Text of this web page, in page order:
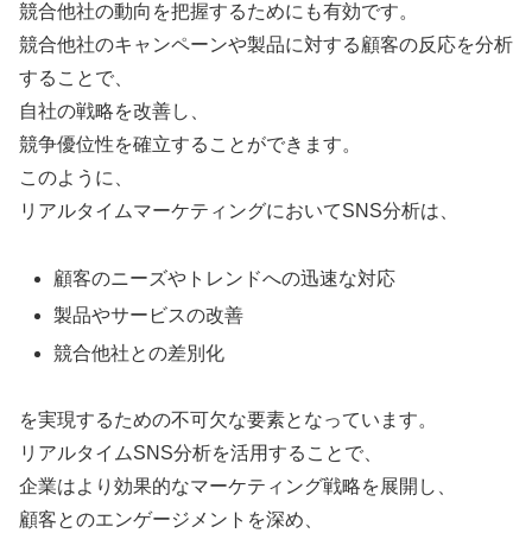
競合他社の動向を把握するためにも有効です。
競合他社のキャンペーンや製品に対する顧客の反応を分析
することで、
自社の戦略を改善し、
競争優位性を確立することができます。
このように、
リアルタイムマーケティングにおいてSNS分析は、
顧客のニーズやトレンドへの迅速な対応
製品やサービスの改善
競合他社との差別化
を実現するための不可欠な要素となっています。
リアルタイムSNS分析を活用することで、
企業はより効果的なマーケティング戦略を展開し、
顧客とのエンゲージメントを深め、